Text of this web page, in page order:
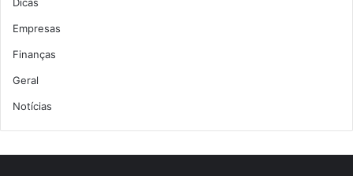
Empresas
Finanças
Geral
Notícias